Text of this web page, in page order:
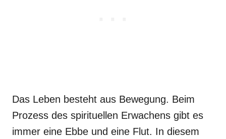
Das Leben besteht aus Bewegung. Beim
Prozess des spirituellen Erwachens gibt es
immer eine Ebbe und eine Flut. In diesem